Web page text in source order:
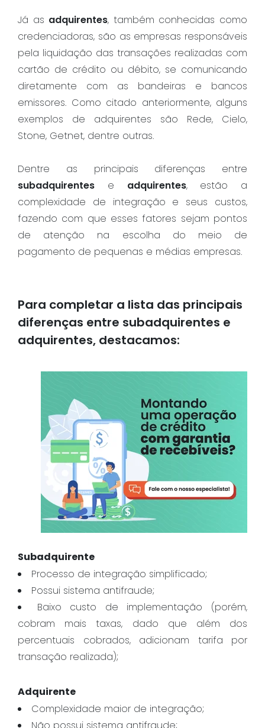
Já as adquirentes, também conhecidas como
credenciadoras, são as empresas responsáveis
pela liquidação das transações realizadas com
cartão de crédito ou débito, se comunicando
diretamente com as bandeiras e bancos
emissores. Como citado anteriormente, alguns
exemplos de adquirentes são Rede, Cielo,
Stone, Getnet, dentre outras.
Dentre as principais diferenças entre
subadquirentes e adquirentes, estão a
complexidade de integração e seus custos,
fazendo com que esses fatores sejam pontos
de atenção na escolha do meio de
pagamento de pequenas e médias empresas.
Para completar a lista das principais
diferenças entre subadquirentes e
adquirentes, destacamos:
Subadquirente
Processo de integração simplificado;
Possui sistema antifraude;
Baixo custo de implementação (porém,
cobram mais taxas, dado que além dos
percentuais cobrados, adicionam tarifa por
transação realizada);
Adquirente
Complexidade maior de integração;